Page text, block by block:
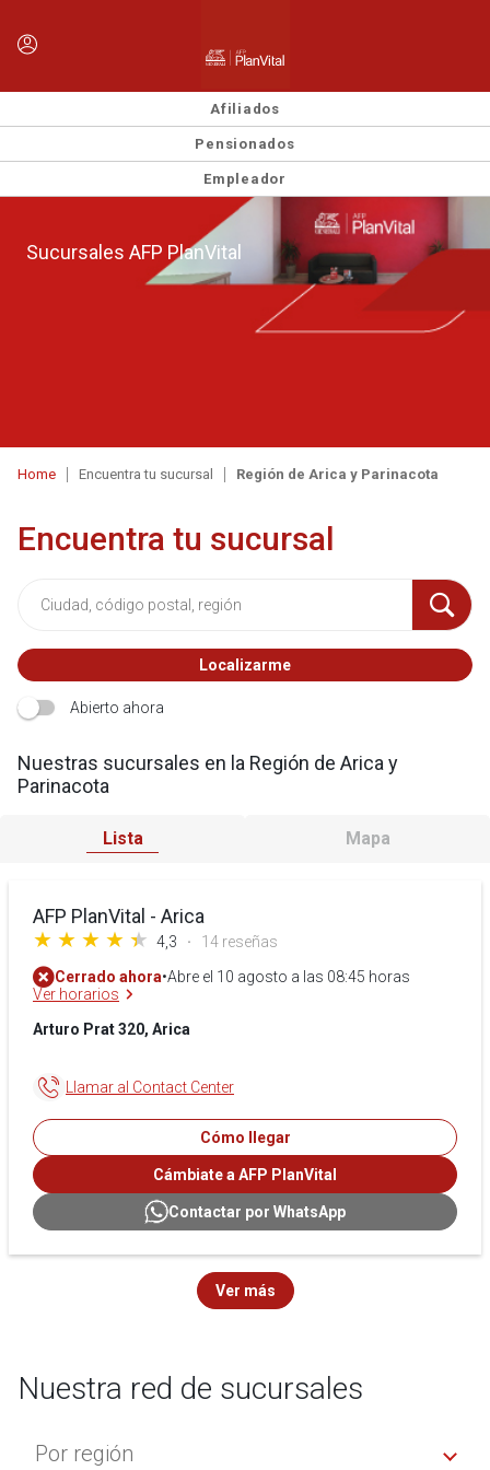
Afiliados
Pensionados
Empleador
Sucursales AFP PlanVital
Home Encuentra tu sucursal Región de Arica y Parinacota
Encuentra tu sucursal
Localizarme
Abierto ahora
Nuestras sucursales en la Región de Arica y
Parinacota
Lista Mapa
AFP PlanVital - Arica
4,3
14 reseñas
Cerrado ahora•Abre el 10 agosto a las 08:45 horas
Ver horarios
Arturo Prat 320, Arica
Llamar al Contact Center
Cómo llegar
Cámbiate a AFP PlanVital
Contactar por WhatsApp
Ver más
Nuestra red de sucursales
Por región